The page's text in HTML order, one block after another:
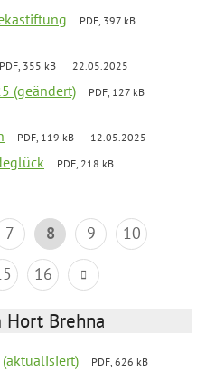
PDF, 397 kB
PDF, 355 kB 22.05.2025
(geändert)
PDF, 127 kB
PDF, 119 kB 12.05.2025
PDF, 218 kB
7 8 9
10
16
Hort Brehna
PDF, 626 kB